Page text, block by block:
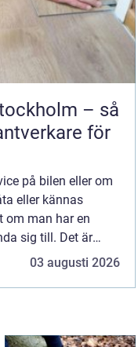
– så
för
på bilen eller om
eller kännas
om man har en
sig till. Det är
med den som kan
03 augusti 2026